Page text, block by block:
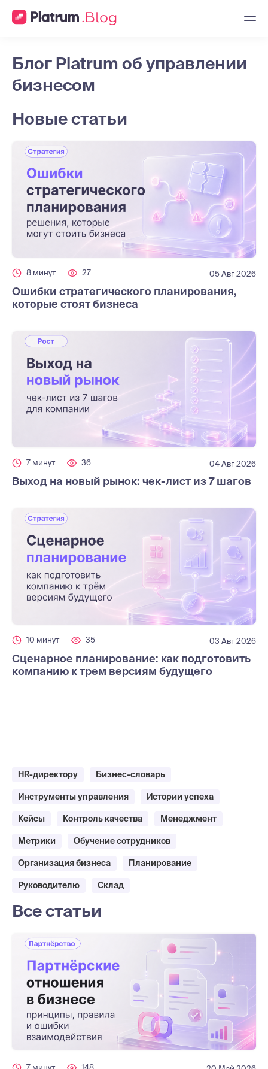
Блог Platrum об управлении
бизнесом
Новые статьи
8 минут 27 05 Авг 2026
Ошибки стратегического планирования,
которые стоят бизнеса
7 минут 36 04 Авг 2026
Выход на новый рынок: чек-лист из 7 шагов
10 минут 35 03 Авг 2026
Сценарное планирование: как подготовить
компанию к трем версиям будущего
HR-директору Бизнес-словарь
Инструменты управления Истории успеха
Кейсы Контроль качества Менеджмент
Метрики Обучение сотрудников
Организация бизнеса Планирование
Руководителю Склад
Все статьи